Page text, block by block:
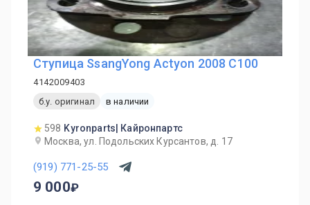
Ступица SsangYong Actyon 2008 C100
4142009403
б.у. оригинал
в наличии
598 Kyronparts| Кайронпартс
Москва, ул. Подольских Курсантов, д. 17
(919) 771-25-55
9 000